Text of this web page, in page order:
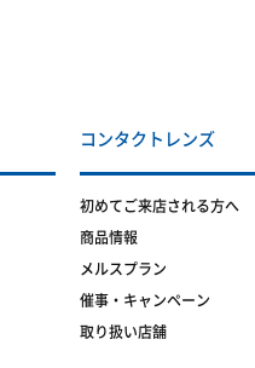
コンタクトレンズ
初めてご来店される方へ
商品情報
メルスプラン
催事・キャンペーン
取り扱い店舗